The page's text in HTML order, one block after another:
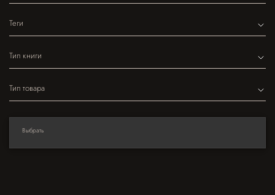
Теги
Тип книги
Тип товара
Выбрать